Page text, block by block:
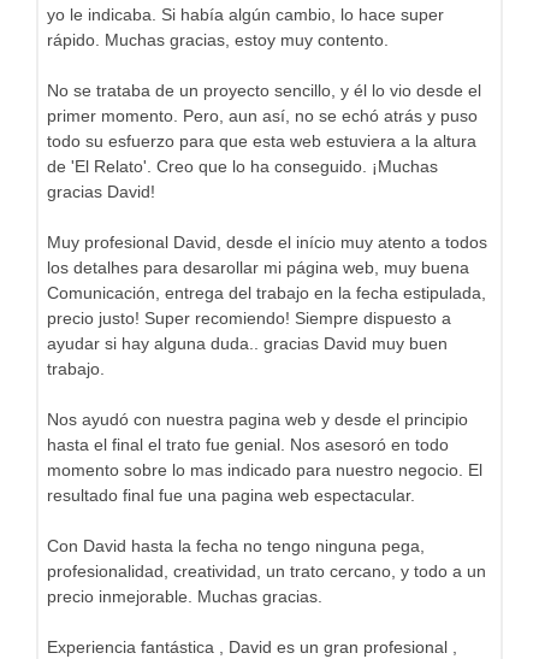
yo le indicaba. Si había algún cambio, lo hace super
rápido. Muchas gracias, estoy muy contento.
No se trataba de un proyecto sencillo, y él lo vio desde el
primer momento. Pero, aun así, no se echó atrás y puso
todo su esfuerzo para que esta web estuviera a la altura
de 'El Relato'. Creo que lo ha conseguido. ¡Muchas
gracias David!
Muy profesional David, desde el início muy atento a todos
los detalhes para desarollar mi página web, muy buena
Comunicación, entrega del trabajo en la fecha estipulada,
precio justo! Super recomiendo! Siempre dispuesto a
ayudar si hay alguna duda.. gracias David muy buen
trabajo.
Nos ayudó con nuestra pagina web y desde el principio
hasta el final el trato fue genial. Nos asesoró en todo
momento sobre lo mas indicado para nuestro negocio. El
resultado final fue una pagina web espectacular.
Con David hasta la fecha no tengo ninguna pega,
profesionalidad, creatividad, un trato cercano, y todo a un
precio inmejorable. Muchas gracias.
Experiencia fantástica , David es un gran profesional ,